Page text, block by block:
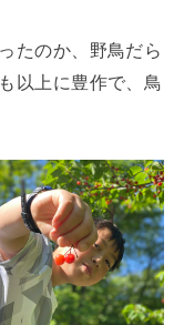
たのか、野鳥だら
以上に豊作で、鳥